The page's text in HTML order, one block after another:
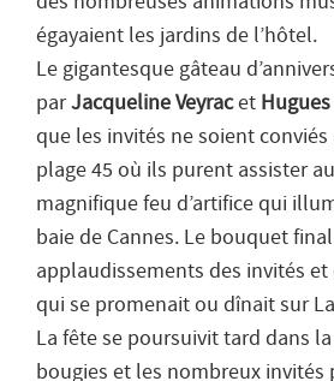
égayaient les jardins de l’hôtel.
Le gigantesque gâteau
parJacqueline Veyracet
que les invités ne soient
plage 45 où ils purent assister
magnifique feu d’artifice qui
baie de Cannes. Le bouquet
applaudissements des invités
qui se promenait ou dînait sur
La fête se poursuivit tard dans
bougies et les nombreux invités